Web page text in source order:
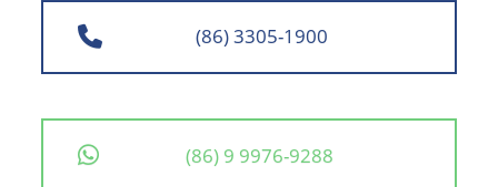
(86) 3305-1900
(86) 9 9976-9288